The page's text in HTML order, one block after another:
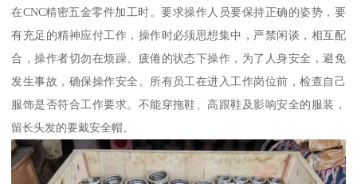
在CNC精密五金零件加工时。要求操作人员要保持正确的姿势，要
有充足的精神应付工作，操作时必须思想集中，严禁闲谈，相互配
合，操作者切勿在烦躁、疲倦的状态下操作，为了人身安全，避免
发生事故，确保操作安全。所有员工在进入工作岗位前，检查自己
服饰是否符合工作要求。不能穿拖鞋、高跟鞋及影响安全的服装，
留长头发的要戴安全帽。